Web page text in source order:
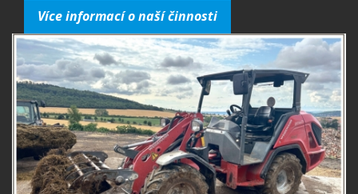
Více informací o naší činnosti